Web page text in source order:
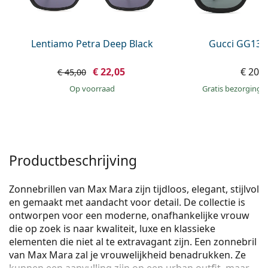
Persol
Lentiamo Petra Deep Black
€ 45,00 € 22,05
op voorraad
Gucci
€
Gratis bezorging
Productbeschrijving
Zonnebrillen van Max Mara zijn tijdloos, elegant, stijlvol
en gemaakt met aandacht voor detail. De collectie is
ontworpen voor een moderne, onafhankelijke vrouw
die op zoek is naar kwaliteit, luxe en klassieke
elementen die niet al te extravagant zij­n. Een zonnebril
van Max Mara zal je vrouwelijkheid benadrukken. Ze